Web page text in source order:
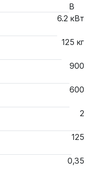
В
6.2 кВт
125 кг
900
600
2
125
0,35